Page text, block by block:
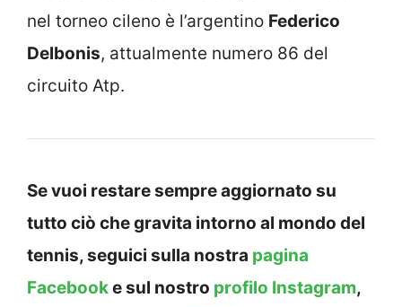
nel torneo cileno è l’argentino Federico
Delbonis, attualmente numero 86 del
circuito Atp.
Se vuoi restare sempre aggiornato su
tutto ciò che gravita intorno al mondo del
tennis, seguici sulla nostra pagina
Facebooke sul nostro profilo Instagram,